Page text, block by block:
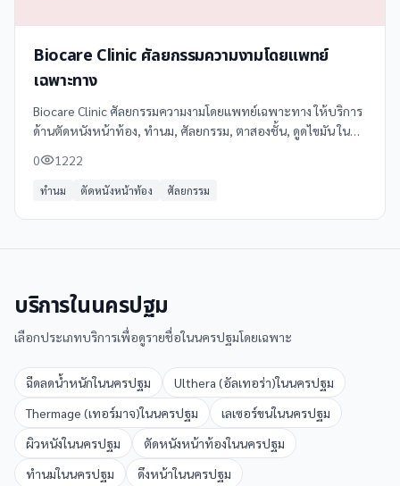
Biocare Clinic ศัลยกรรมความงามโดยแพทย์
เฉพาะทาง
Biocare Clinic ศัลยกรรมความงามโดยแพทย์เฉพาะทาง ให้บริการ
ด้านตัดหนังหน้าท้อง, ทำนม, ศัลยกรรม, ตาสองชั้น, ดูดไขมัน ใน
Clinicintrend
0 1222
ทำนม ตัดหนังหน้าท้อง ศัลยกรรม
บริการในนครปฐม
เลือกประเภทบริการเพื่อดูรายชื่อในนครปฐมโดยเฉพาะ
ฉีดลดน้ำหนักในนครปฐม Ulthera (อัลเทอร่า)ในนครปฐม
Thermage (เทอร์มาจ)ในนครปฐม เลเซอร์ขนในนครปฐม
ผิวหนังในนครปฐม ตัดหนังหน้าท้องในนครปฐม
ทำนมในนครปฐม ดึงหน้าในนครปฐม